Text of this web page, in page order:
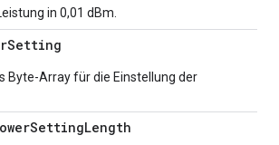
in 0,01 dBm.
Setting
Byte-Array für die Einstellung der
SettingLength